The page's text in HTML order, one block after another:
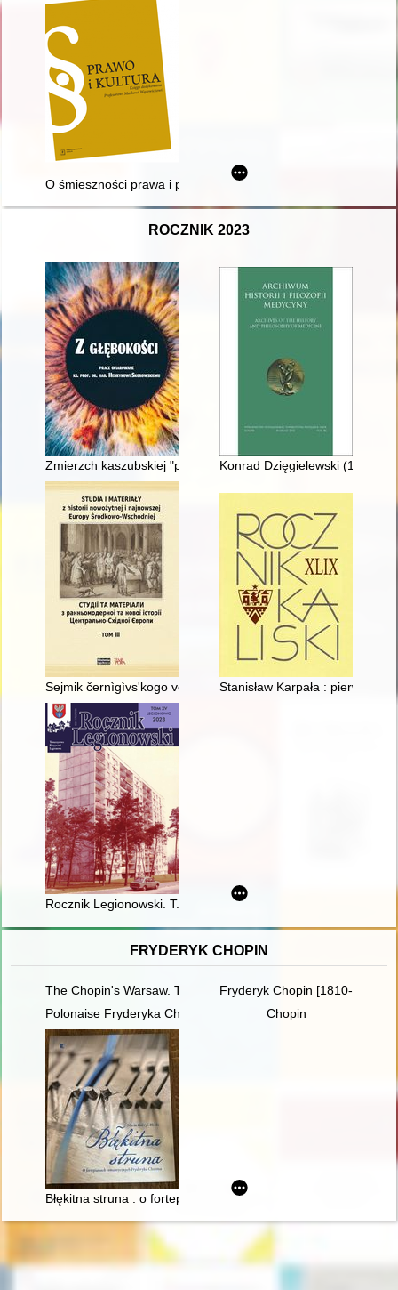
O śmieszności prawa i prawników słów kilka
ROCZNIK 2023
Zmierzch kaszubskiej "pustej nocy"Konrad Dzięgielewski (1903-
Sejmik černìgìvs'kogo voêvodstva ta vikliki bezkorolìv'â po
Stanisław Karpała : pierwszy
Rocznik Legionowski. T. 15 (2023)
FRYDERYK CHOPIN
The Chopin's Warsaw. The Chopin's addresses in Warsaw
Fryderyk Chopin [1810-1849]
Polonaise Fryderyka Chopina. Zagadka inicjalnej figury
Chopin
Błękitna struna : o fortepianach romantycznych Fryderyka